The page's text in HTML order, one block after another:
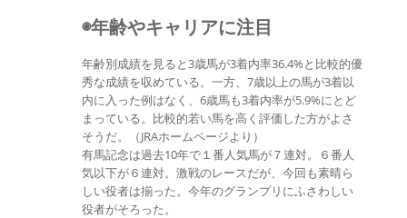
◉年齢やキャリアに注目
年齢別成績を見ると3歳馬が3着内率36.4%と比較的優
秀な成績を収めている。一方、7歳以上の馬が3着以
内に入った例はなく、6歳馬も3着内率が5.9%にとど
まっている。比較的若い馬を高く評価した方がよさ
そうだ。（JRAホームページより）
有馬記念は過去10年で１番人気馬が７連対。６番人
気以下が６連対。激戦のレースだが、今回も素晴ら
しい役者は揃った。今年のグランプリにふさわしい
役者がそろった。